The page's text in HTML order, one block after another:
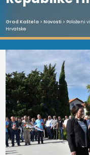
Grad Kaštela > Novosti > Položeni
Hrvatske